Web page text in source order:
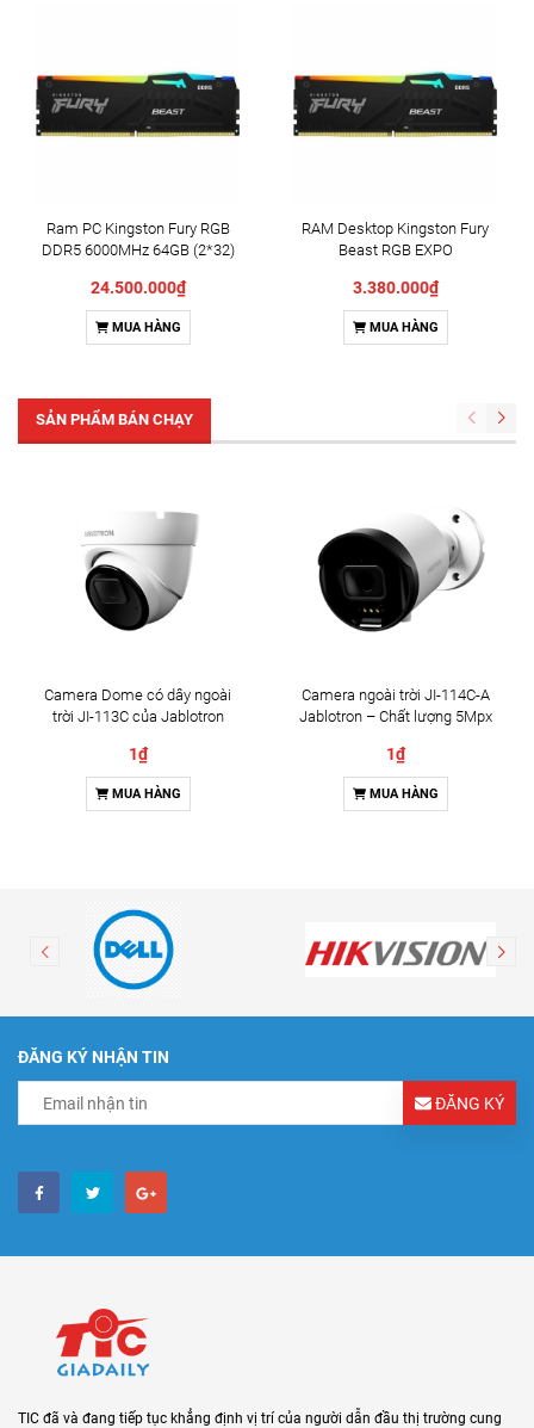
Ram PC Kingston Fury RGB
DDR5 6000MHz 64GB (2*32)
24.500.000₫
MUA HÀNG
RAM Desktop Kingston Fury
Beast RGB EXPO
32/KF560C36BBE2AK2-
32WP) 32GB (2x16GB) DDR5
6000MHz
3.380.000₫
MUA HÀNG
SẢN PHẨM BÁN CHẠY
Camera Dome có dây ngoài
trời JI-113C của Jablotron
1₫
MUA HÀNG
Camera ngoài trời JI-114C-A
Jablotron – Chất lượng 5Mpx
1₫
MUA HÀNG
ĐĂNG KÝ NHẬN TIN
ĐĂNG KÝ
TIC đã và đang tiếp tục khẳng định vị trí của người dẫn đầu thị trường cung